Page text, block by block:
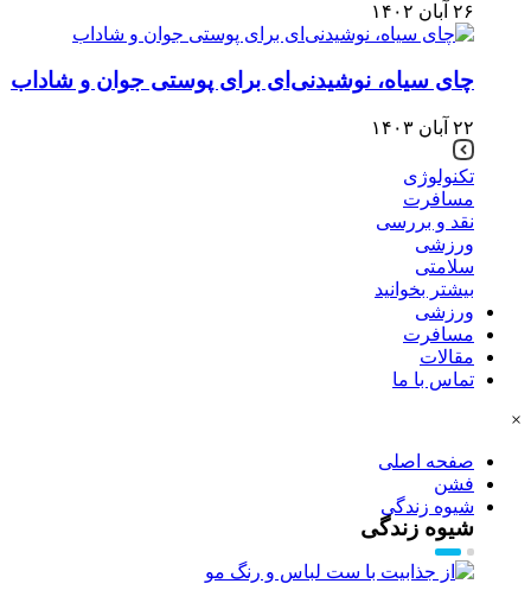
۲۶ آبان ۱۴۰۲
چای سیاه، نوشیدنی‌ای برای پوستی جوان و شاداب
۲۲ آبان ۱۴۰۳
تکنولوژی
مسافرت
نقد و بررسی
ورزشی
سلامتی
بیشتر بخوانید
ورزشی
مسافرت
مقالات
تماس با ما
×
صفحه اصلی
فشن
شیوه زندگی
شیوه زندگی